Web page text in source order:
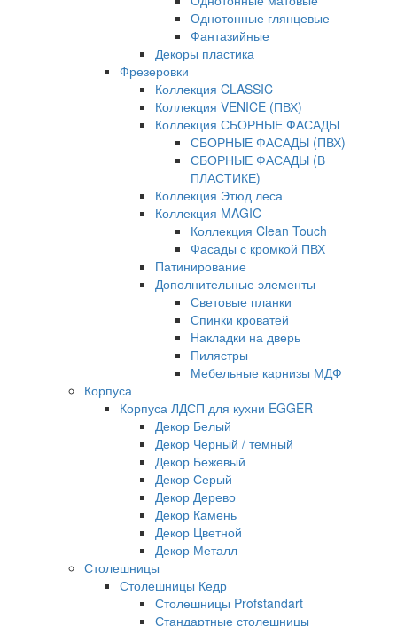
Однотонные глянцевые
Фантазийные
Декоры пластика
Фрезеровки
Коллекция CLASSIC
Коллекция VENICE (ПВХ)
Коллекция СБОРНЫЕ ФАСАДЫ
СБОРНЫЕ ФАСАДЫ (ПВХ)
СБОРНЫЕ ФАСАДЫ (В
ПЛАСТИКЕ)
Коллекция Этюд леса
Коллекция MAGIC
Коллекция Clean Touch
Фасады с кромкой ПВХ
Патинирование
Дополнительные элементы
Световые планки
Спинки кроватей
Накладки на дверь
Пилястры
Мебельные карнизы МДФ
Корпуса
Корпуса ЛДСП для кухни EGGER
Декор Белый
Декор Черный / темный
Декор Бежевый
Декор Серый
Декор Дерево
Декор Камень
Декор Цветной
Декор Металл
Столешницы
Столешницы Кедр
Столешницы Profstandart
Стандартные столешницы